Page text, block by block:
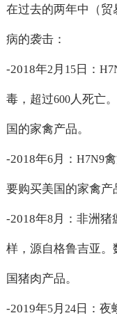
在过去的两年中（
病的袭击：
-2018年2月 15日：
毒，超过600人死亡
国的家禽产品。
-2018年6月： H7N9
要购买美国的家禽产
-2018年8月：非洲猪
样，源自格鲁吉亚
国猪肉产品。
-2019年5月 24日：夜